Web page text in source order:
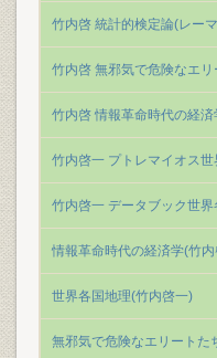
竹内啓 統計的検定論(レー
竹内啓 無邪気で危険なエリ
竹内啓 情報革命時代の経済
竹内啓一 プトレマイオス
竹内啓一 データブック世界
情報革命時代の経済学(竹
世界各国地理(竹内啓一)
無邪気で危険なエリートた